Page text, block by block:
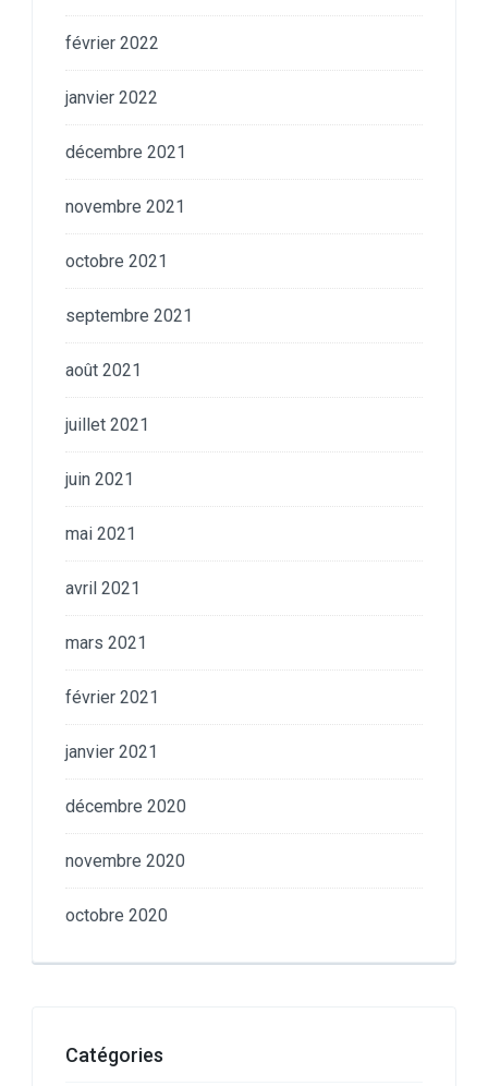
février 2022
janvier 2022
décembre 2021
novembre 2021
octobre 2021
septembre 2021
août 2021
juillet 2021
juin 2021
mai 2021
avril 2021
mars 2021
février 2021
janvier 2021
décembre 2020
novembre 2020
octobre 2020
Catégories